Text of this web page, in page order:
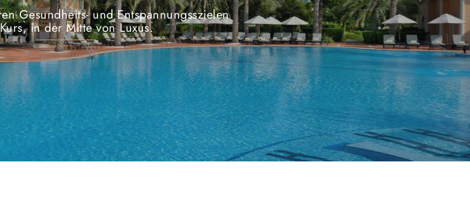
Gesundheits- und Entspannungsszielen
in der Mitte von Luxus.